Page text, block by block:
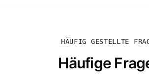
HÄUFIG GESTELLTE
Häufige